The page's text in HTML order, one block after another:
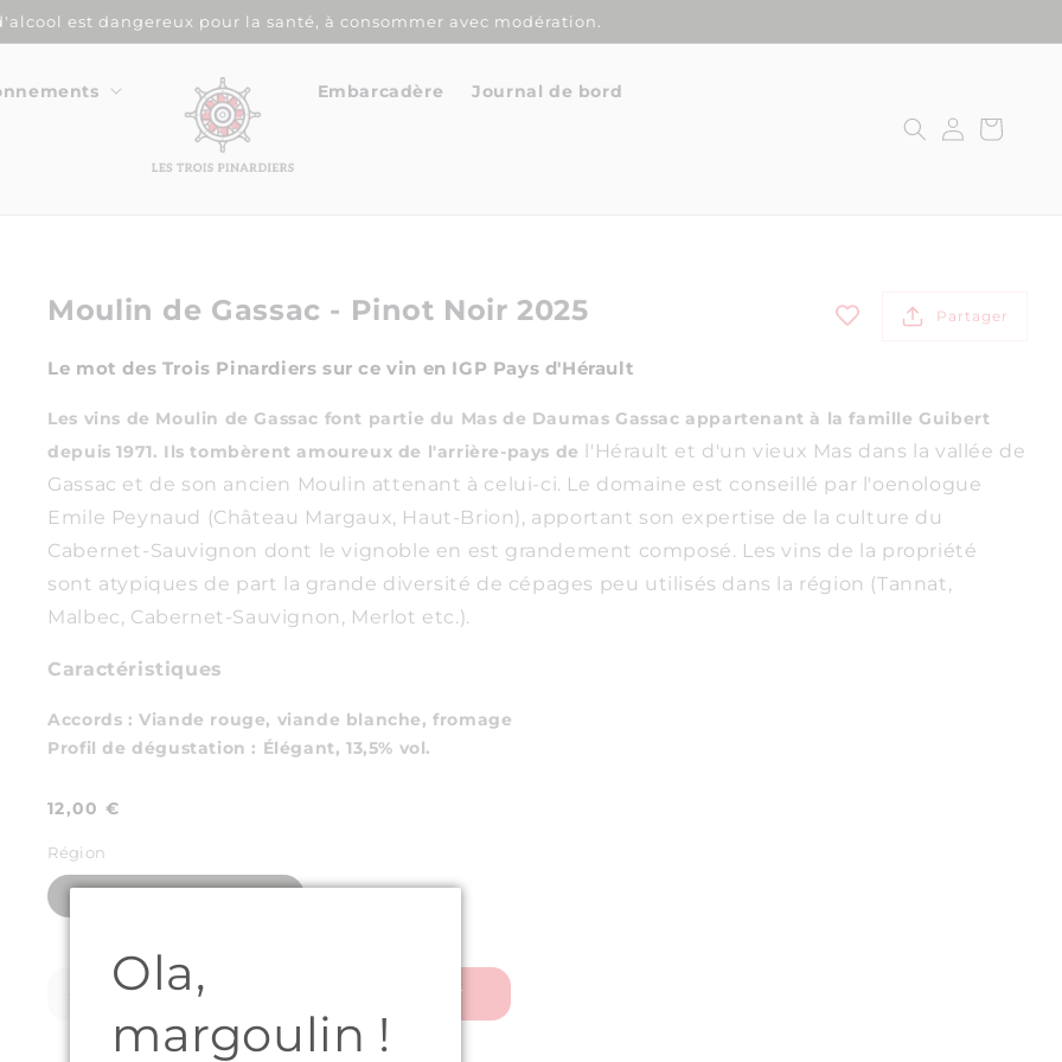
Ola,
margoulin !
est dangereux pour la santé, à consommer avec modération.
Embarcadère
Journal de bord
Connexion
Panier
Partager
Moulin de Gassac - Pinot Noir 2025
Le mot des Trois Pinardiers sur ce vin en IGP Pays d'Hérault
Les vins de Moulin de Gassac font partie du Mas de Daumas Gassac appartenant à la famille Guibert
depuis 1971. Ils tombèrent amoureux de l'arrière-pays de
l'Hérault et d'un vieux Mas dans la vallée de
Gassac et de son ancien Moulin attenant à celui-ci. Le domaine est conseillé par l'oenologue
Emile Peynaud (Château Margaux, Haut-Brion), apportant son expertise de la culture du
Cabernet-Sauvignon dont le vignoble en est grandement composé. Les vins de la propriété
sont atypiques de part la grande diversité de cépages peu utilisés dans la région (Tannat,
Malbec, Cabernet-Sauvignon, Merlot etc.).
Caractéristiques
Accords : Viande rouge, viande blanche, fromage
Profil de dégustation : Élégant, 13,5% vol.
Prix
habituel
12,00 €
Région
quantité
Augmenter
la
quantité
Ajouter au panier